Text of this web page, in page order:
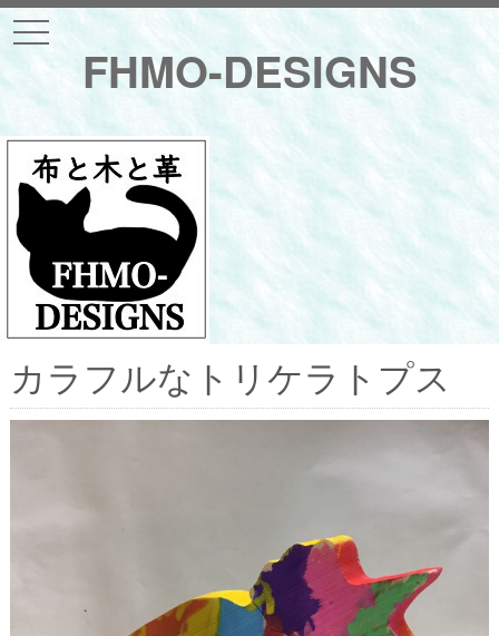
FHMO-DESIGNS
t
o
a
v
i
g
o
n
カラフルなトリケラトプス